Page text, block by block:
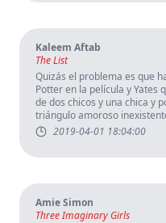
Kaleem Aftab
The List
Quizás el problema es que
Potter en la película y Yates
de dos chicos y una chica y
triángulo amoroso
2019-04-01 18:04:00
Amie Simon
Three Imaginary Girls